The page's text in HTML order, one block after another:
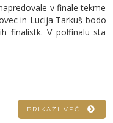
v finale tekme
in Lucija Tarkuš bodo
finalistk. V polfinalu sta
PRIKAŽI VEČ